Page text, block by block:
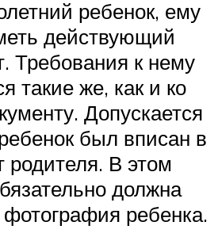
ребенок, ему
действующий
Требования к нему
такие же, как и ко
Допускается
был вписан в
родителя. В этом
должна
ребенка.